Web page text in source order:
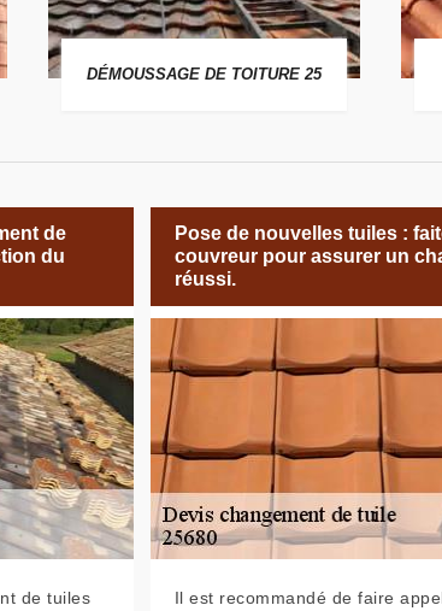
DÉMOUSSAGE DE TOITURE 25
de
du
de tuiles
Pose de nouvelles tuiles :
couvreur pour assurer un
réussi.
Il est recommandé de faire